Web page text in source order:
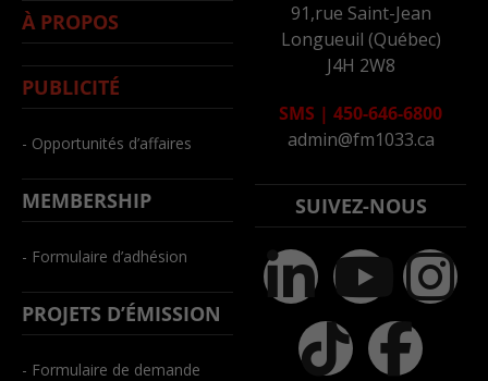
À PROPOS
PUBLICITÉ
- Opportunités d’affaires
MEMBERSHIP
- Formulaire d’adhésion
PROJETS D’ÉMISSION
- Formulaire de demande
91,rue Saint-Jean
Longueuil (Québec)
J4H 2W8
SMS | 450-646-6800
admin@fm1033.ca
SUIVEZ-NOUS